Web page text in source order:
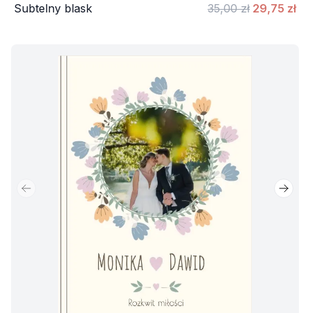
Subtelny blask 35,00 zł 29,75 zł
Poprzedni slajd